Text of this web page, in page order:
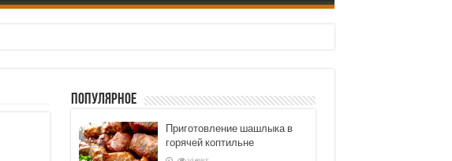
Популярное
Приготовление шашлыка в
горячей коптильне